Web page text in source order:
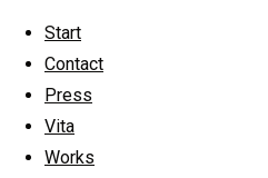
Skip to content
Start
Contact
Press
Vita
Works